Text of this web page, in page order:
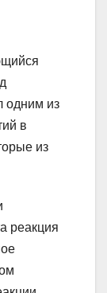
одним из
в
из
реакция